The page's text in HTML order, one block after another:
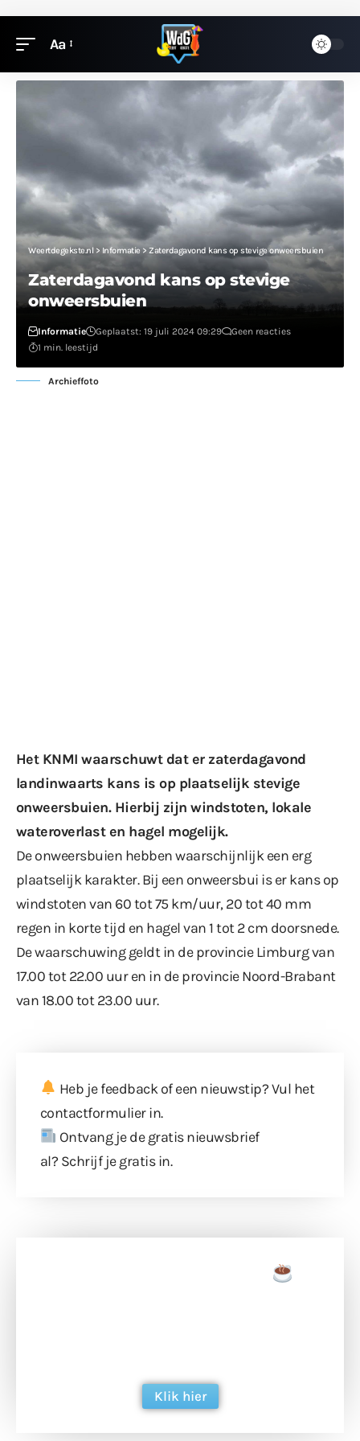
Aa
Weertdegekste.nl > Informatie> Zaterdagavond kans op stevige onweersbuien
Zaterdagavond kans op stevige
onweersbuien
Informatie Geplaatst: 19 juli 2024 09:29
Geen reacties
1 min. leestijd
Archieffoto
Het KNMI waarschuwt dat er zaterdagavond
landinwaarts kans is op plaatselijk stevige
onweersbuien. Hierbij zijn windstoten, lokale
wateroverlast en hagel mogelijk.
De onweersbuien hebben waarschijnlijk een erg
plaatselijk karakter. Bij een onweersbui is er kans op
windstoten van 60 tot 75 km/uur, 20 tot 40 mm
regen in korte tijd en hagel van 1 tot 2 cm doorsnede.
De waarschuwing geldt in de provincie Limburg van
17.00 tot 22.00 uur en in de provincie Noord-Brabant
van 18.00 tot 23.00 uur.
Heb je feedback of een nieuwstip? Vul het
contactformulierin.
Ontvang je de gratis nieuwsbrief
al? Schrijf je gratis in.
Klik hier